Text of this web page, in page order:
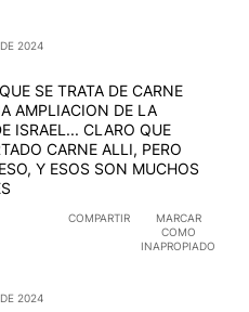
2024
SE TRATA DE CARNE
AMPLIACION DE LA
ISRAEL... CLARO QUE
CARNE ALLI, PERO
Y ESOS SON MUCHOS
COMPARTIR
MARCAR
COMO
INAPROPIADO
2024